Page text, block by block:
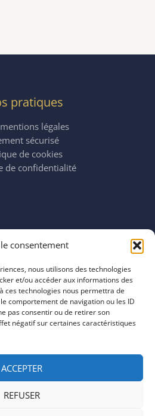
consentement
nous utilisons des technologies
et/ou accéder aux informations des
ces technologies nous permettra de
comportement de navigation ou les ID
pas consentir ou de retirer son
négatif sur certaines caractéristiques
ACCEPTER
REFUSER
pratiques
légales
sécurisé
de cookies
de confidentialité
11:00–23:00
11:00–23:00
11:00–23:00
11:00–20:00
11:00–20:00